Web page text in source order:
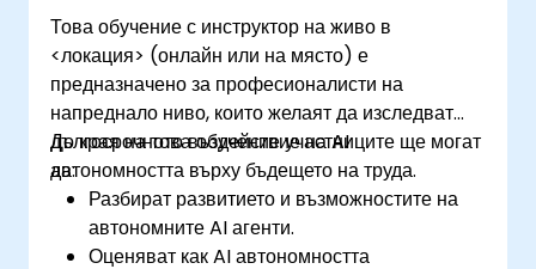
Това обучение с инструктор на живо в
<локация> (онлайн или на място) е
предназначено за професионалисти на
напреднало ниво, които желаят да изследват
дългосрочното въздействие на AI
автономността върху бъдещето на труда.
До края на това обучение участниците ще могат
да:
Разбират развитието и възможностите на
автономните AI агенти.
Оценяват как AI автономността